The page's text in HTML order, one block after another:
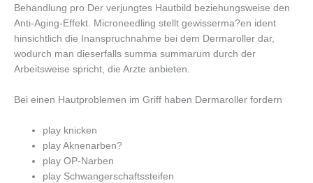
Behandlung pro Der verjungtes Hautbild beziehungsweise den
Anti-Aging-Effekt. Microneedling stellt gewisserma?en ident
hinsichtlich die Inanspruchnahme bei dem Dermaroller dar,
wodurch man dieserfalls summa summarum durch der
Arbeitsweise spricht, die Arzte anbieten.
Bei einen Hautproblemen im Griff haben Dermaroller fordern
play knicken
play Aknenarben?
play OP-Narben
play Schwangerschaftssteifen